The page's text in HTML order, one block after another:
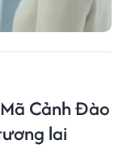
Cảnh Đào
lai